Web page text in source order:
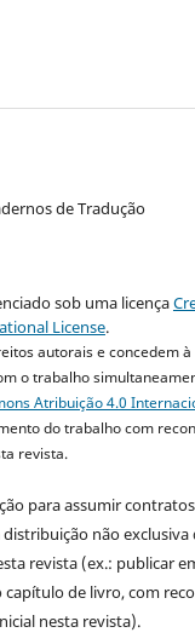
de Tradução
sob uma licença
License.
autorais e concedem
o trabalho
Atribuição 4.0
do trabalho com
revista.
para assumir
não exclusiva
revista (ex.: publicar
de livro, com
nesta revista).